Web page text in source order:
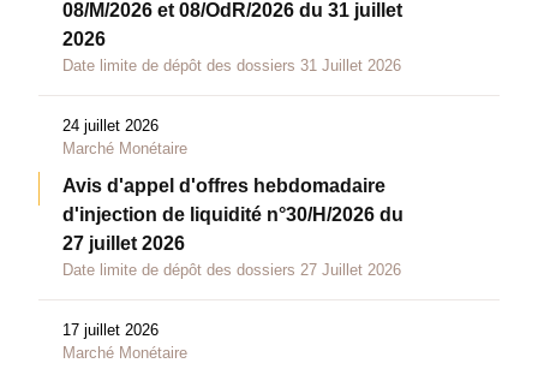
08/M/2026 et 08/OdR/2026 du 31 juillet
2026
Date limite de dépôt des dossiers 31 Juillet 2026
24 juillet 2026
Marché Monétaire
Avis d'appel d'offres hebdomadaire
d'injection de liquidité n°30/H/2026 du
27 juillet 2026
Date limite de dépôt des dossiers 27 Juillet 2026
17 juillet 2026
Marché Monétaire